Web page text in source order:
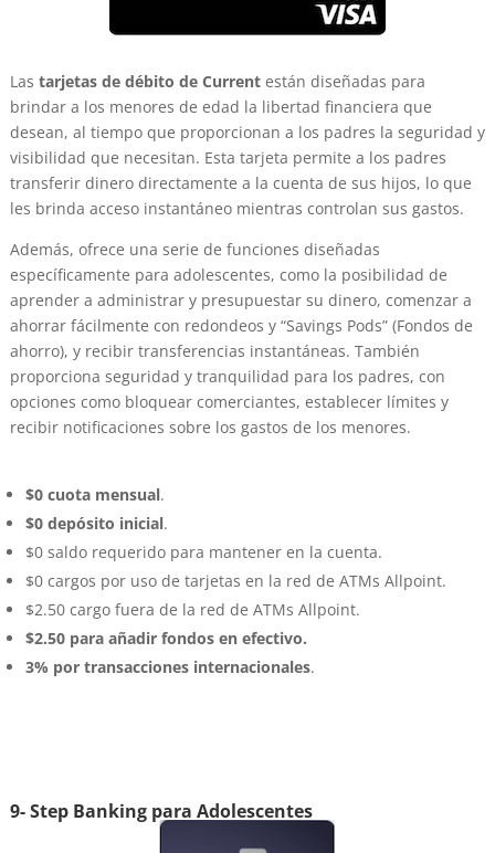
Las tarjetas de débito de Currentestán diseñadas para
brindar a los menores de edad la libertad financiera que
desean, al tiempo que proporcionan a los padres la seguridad y
visibilidad que necesitan. Esta tarjeta permite a los padres
transferir dinero directamente a la cuenta de sus hijos, lo que
les brinda acceso instantáneo mientras controlan sus gastos.
Además, ofrece una serie de funciones diseñadas
específicamente para adolescentes, como la posibilidad de
aprender a administrar y presupuestar su dinero, comenzar a
ahorrar fácilmente con redondeos y “Savings Pods” (Fondos de
ahorro), y recibir transferencias instantáneas. También
proporciona seguridad y tranquilidad para los padres, con
opciones como bloquear comerciantes, establecer límites y
recibir notificaciones sobre los gastos de los menores.
$0 cuota mensual.
$0 depósito inicial.
$0 saldo requerido para mantener en la cuenta.
$0 cargos por uso de tarjetas en la red de ATMs Allpoint.
$2.50 cargo fuera de la red de ATMs Allpoint.
$2.50 para añadir fondos en efectivo.
3% por transacciones internacionales.
9- Step Banking para Adolescentes